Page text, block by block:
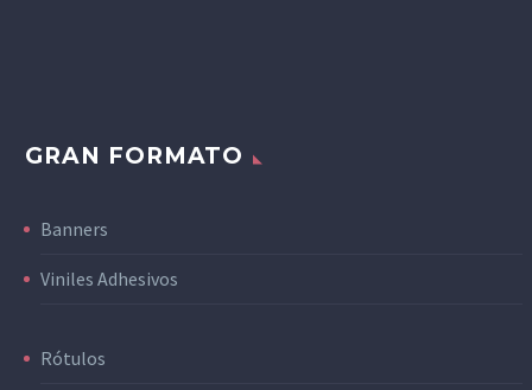
GRAN FORMATO
Banners
Viniles Adhesivos
Rótulos